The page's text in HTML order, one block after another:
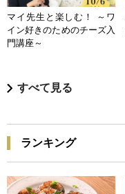
マイ先生と楽しむ！ ～ワ
イン好きのためのチーズ入
門講座～
すべて見る
ランキング